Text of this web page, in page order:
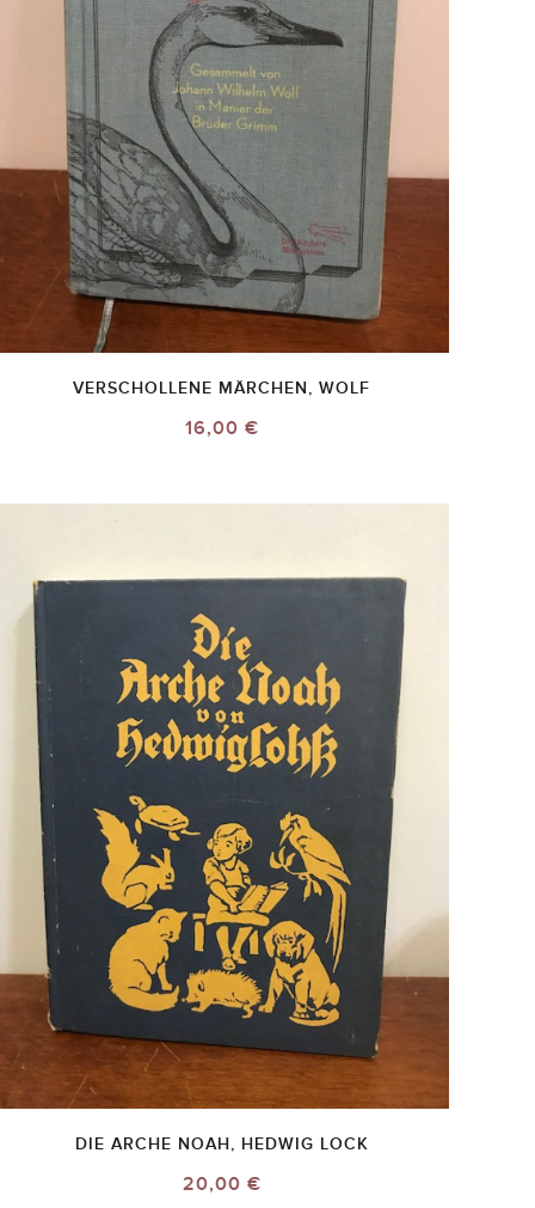
VERSCHOLLENE MÄRCHEN, WOLF
16,00 €
DIE ARCHE NOAH, HEDWIG LOCK
20,00 €